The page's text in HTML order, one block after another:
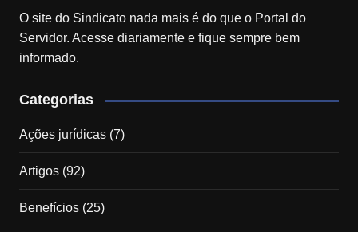
O site do Sindicato nada mais é do que o Portal do
Servidor. Acesse diariamente e fique sempre bem
informado.
Categorias
Ações jurídicas(7)
Artigos(92)
Benefícios(25)